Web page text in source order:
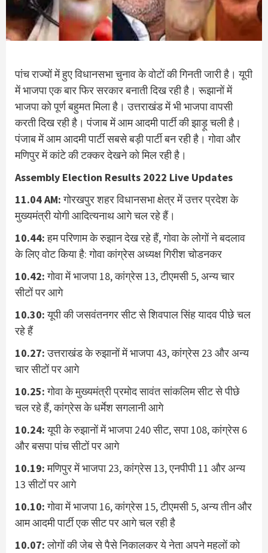
पांच राज्यों में हुए विधानसभा चुनाव के वोटों की गिनती जारी है। यूपी
में भाजपा एक बार फिर सरकार बनाती दिख रही है। रूझानों में
भाजपा को पूर्ण बहुमत मिला है। उत्तराखंड में भी भाजपा वापसी
करती दिख रही है। पंजाब में आम आदमी पार्टी की झाड़ू चली है।
पंजाब में आम आदमी पार्टी सबसे बड़ी पार्टी बन रही है। गोवा और
मणिपुर में कांटे की टक्कर देखने को मिल रही है।
Assembly Election Results 2022 Live Updates
11.04 AM:गोरखपुर शहर विधानसभा क्षेत्र में उत्तर प्रदेश के
मुख्यमंत्री योगी आदित्यनाथ आगे चल रहे हैं।
10.44:हम परिणाम के रुझान देख रहे हैं, गोवा के लोगों ने बदलाव
के लिए वोट किया है: गोवा कांग्रेस अध्यक्ष गिरीश चोडनकर
10.42:गोवा में भाजपा 18, कांग्रेस 13, टीएमसी 5, अन्य चार
सीटों पर आगे
10.30:यूपी की जसवंतनगर सीट से शिवपाल सिंह यादव पीछे चल
रहे हैं
10.27:उत्तराखंड के रुझानों में भाजपा 43, कांग्रेस 23 और अन्य
चार सीटों पर आगे
10.25:गोवा के मुख्यमंत्री प्रमोद सावंत सांकलिम सीट से पीछे
चल रहे हैं, कांग्रेस के धर्मेश सगलानी आगे
10.24:यूपी के रुझानों में भाजपा 240 सीट, सपा 108, कांग्रेस 6
और बसपा पांच सीटों पर आगे
10.19:मणिपुर में भाजपा 23, कांग्रेस 13, एनपीपी 11 और अन्य
13 सीटों पर आगे
10.10:गोवा में भाजपा 16, कांग्रेस 15, टीएमसी 5, अन्य तीन और
आम आदमी पार्टी एक सीट पर आगे चल रही है
10.07:लोगों की जेब से पैसे निकालकर ये नेता अपने महलों को